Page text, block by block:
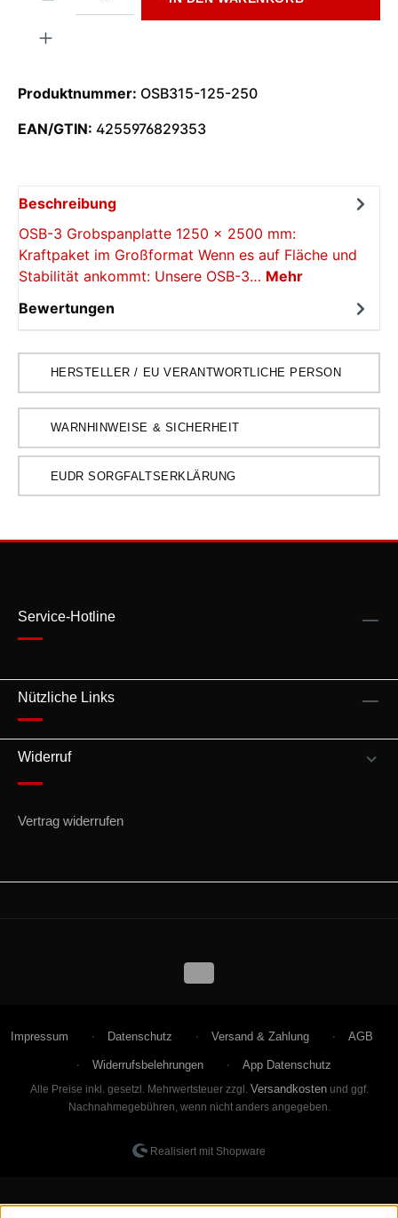
Produktnummer: OSB315-125-250
EAN/GTIN: 4255976829353
Beschreibung
OSB-3 Grobspanplatte 1250 x 2500 mm:
Kraftpaket im Großformat Wenn es auf Fläche und
Stabilität ankommt: Unsere OSB-3… Mehr
Bewertungen
HERSTELLER / EU VERANTWORTLICHE PERSON
WARNHINWEISE & SICHERHEIT
EUDR SORGFALTSERKLÄRUNG
Service-Hotline
Nützliche Links
Widerruf
Vertrag widerrufen
Impressum Datenschutz Versand & Zahlung AGB
Widerrufsbelehrungen App Datenschutz
Alle Preise inkl. gesetzl. Mehrwertsteuer zzgl. Versandkostenund ggf.
Nachnahmegebühren, wenn nicht anders angegeben.
Realisiert mit Shopware